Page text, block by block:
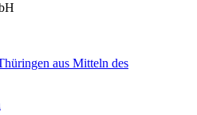
aus Mitteln des